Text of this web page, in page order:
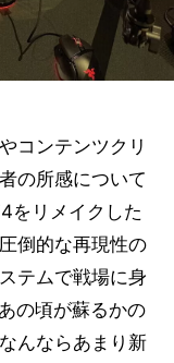
コンテンツクリ
の所感について
をリメイクした
倒的な再現性の
テムで戦場に身
の頃が蘇るかの
んならあまり新